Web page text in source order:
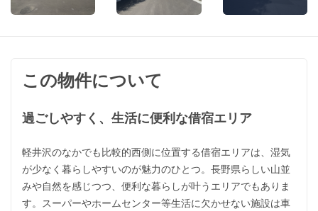
この物件について
過ごしやすく、生活に便利な借宿エリア
軽井沢のなかでも比較的西側に位置する借宿エリアは、湿気
が少なく暮らしやすいのが魅力のひとつ。長野県らしい山並
みや自然を感じつつ、便利な暮らしが叶うエリアでもありま
す。スーパーやホームセンター等生活に欠かせない施設は車